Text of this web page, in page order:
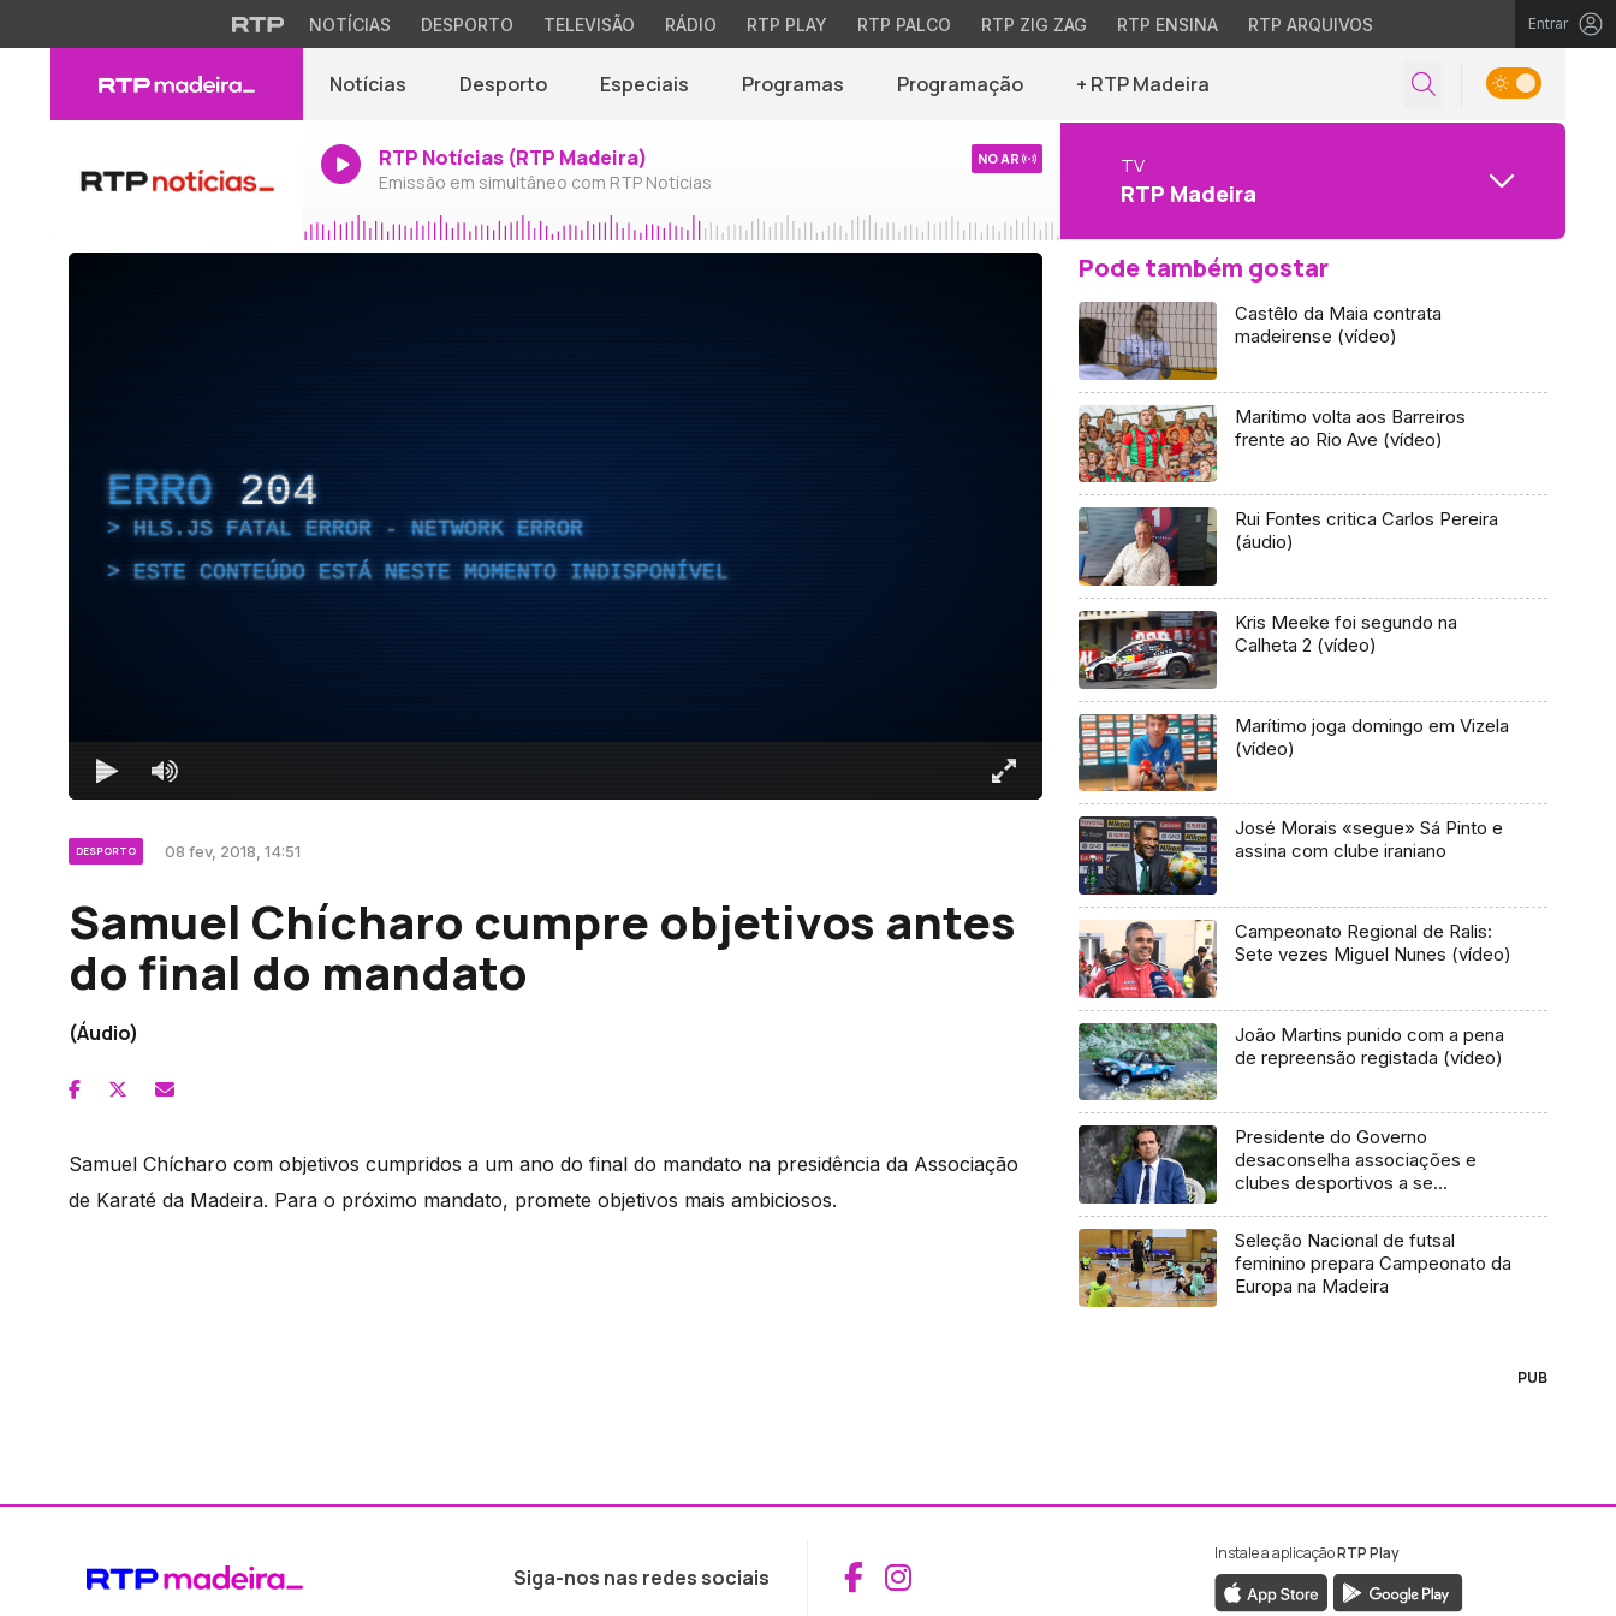
NOTÍCIAS DESPORTO TELEVISÃO RÁDIO RTP PLAY RTP PALCO RTP ZIG ZAG RTP ENSINA RTP ARQUIVOS Entrar
Notícias Desporto Especiais Programas Programação + RTP Madeira
RTP Notícias (RTP Madeira)
Emissão em simultâneo com RTP Notícias
NO AR TV
RTP Madeira
ERRO 204
HLS.JS FATAL ERROR - NETWORK ERROR
ESTE CONTEÚDO ESTÁ NESTE MOMENTO INDISPONÍVEL
DESPORTO 08 fev, 2018, 14:51
Samuel Chícharo cumpre objetivos antes
do final do mandato
(Áudio)
Samuel Chícharo com objetivos cumpridos a um ano do final do mandato na presidência da Associação
de Karaté da Madeira. Para o próximo mandato, promete objetivos mais ambiciosos.
Pode também gostar
Castêlo da Maia contrata
madeirense (vídeo)
Marítimo volta aos Barreiros
frente ao Rio Ave (vídeo)
Rui Fontes critica Carlos Pereira
(áudio)
Kris Meeke foi segundo na
Calheta 2 (vídeo)
Marítimo joga domingo em Vizela
(vídeo)
José Morais «segue» Sá Pinto e
assina com clube iraniano
Campeonato Regional de Ralis:
Sete vezes Miguel Nunes (vídeo)
João Martins punido com a pena
de repreensão registada (vídeo)
Presidente do Governo
desaconselha associações e
clubes desportivos a se
participar em provas nacionais.
(Vídeo)
Seleção Nacional de futsal
feminino prepara Campeonato da
Europa na Madeira
PUB
Siga-nos nas redes sociais Aceder ao Facebook da RTP Madeira
Aceder ao Instagram da RTP Madeira
Instale a aplicaçãoRTP Play